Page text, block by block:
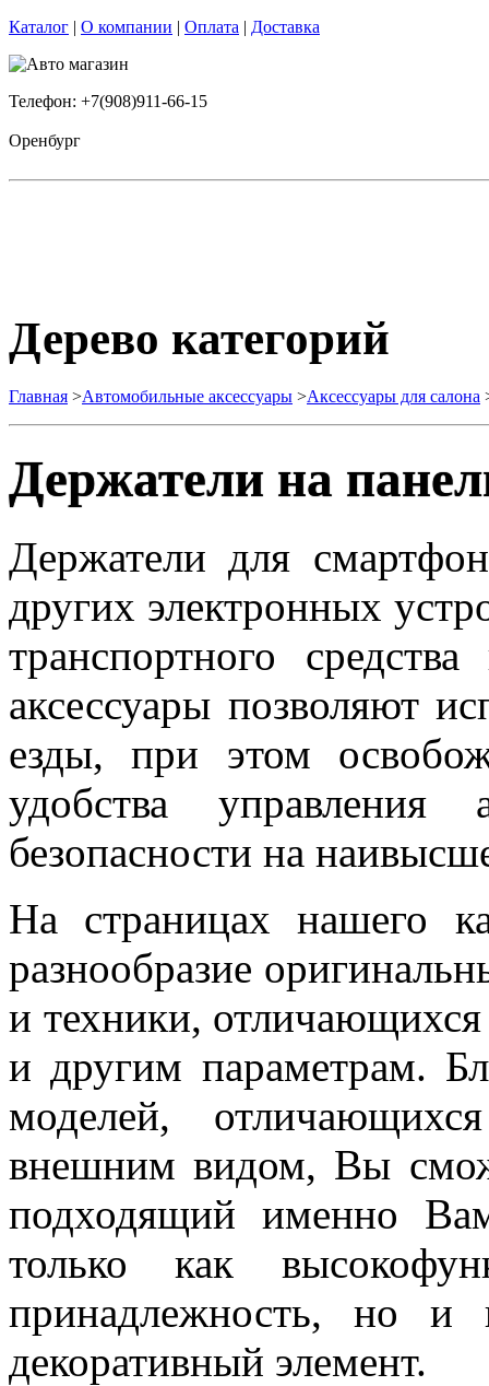
Каталог | О компании | Оплата | Доставка
Телефон: +7(908)911-66-15
Оренбург
Дерево категорий
Главная >Автомобильные аксессуары >Аксессуары для салона
Держатели на
Держатели для
других электронных
транспортного
аксессуары позволяют
езды, при этом
удобства управления
безопасности на
На страницах нашего
разнообразие
и техники,
и другим параметрам.
моделей,
внешним видом, Вы
подходящий именно
только как
принадлежность, но и
декоративный элемент.